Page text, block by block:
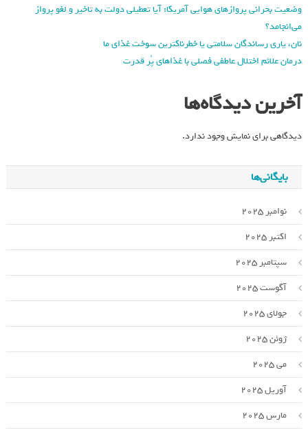
وضعیت بحرانی پروازهای هوایی آمریکا: آیا تعطیلی دولت به تاخیر و لغو پرواز
می‌انجامد؟
نان، یاری رساندگان سلامتی یا خطرناکترین سوخت غذای ما
درمان علائم اختلال عاطفی فصلی با غذاهای پُر قدرت
آخرین دیدگاه‌ها
دیدگاهی برای نمایش وجود ندارد.
بایگانی‌ها
نوامبر 2025
اکتبر 2025
سپتامبر 2025
آگوست 2025
جولای 2025
ژوئن 2025
می 2025
آوریل 2025
مارس 2025